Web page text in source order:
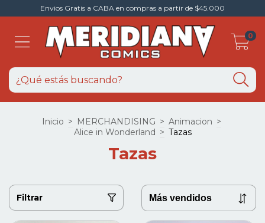
Envios Gratis a CABA en compras a partir de $45.000
0
Inicio > MERCHANDISING > Animacion >
Alice in Wonderland > Tazas
Tazas
Filtrar